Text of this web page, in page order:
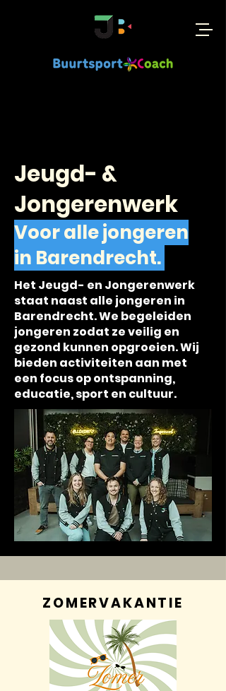
Jeugd- &
Jongerenwerk
Voor alle jongeren
in Barendrecht.
Het Jeugd- en Jongerenwerk
staat naast alle jongeren in
Barendrecht. We begeleiden
jongeren zodat ze veilig en
gezond kunnen opgroeien. Wij
bieden activiteiten aan met
een focus op ontspanning,
educatie, sport en cultuur.
ZOMERVAKANTIE